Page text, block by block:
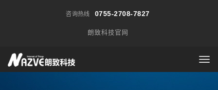
咨询热线 0755-2708-7827
朗致科技官网